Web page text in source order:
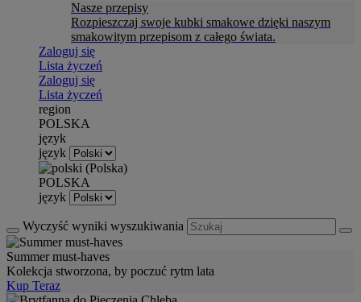
Nasze przepisy
Rozpieszczaj swoje kubki smakowe dzięki naszym
smakowitym przepisom z całego świata.
Zaloguj się
Lista życzeń
Zaloguj się
Lista życzeń
region
POLSKA
język
język
POLSKA
język
Wyczyść wyniki wyszukiwania
Summer must-haves
Kolekcja stworzona, by poczuć rytm lata
Kup Teraz